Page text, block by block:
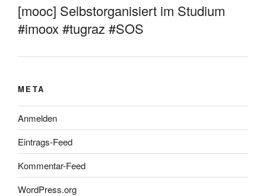
[mooc] Selbstorganisiert im Studium
#imoox #tugraz #SOS
META
Anmelden
Eintrags-Feed
Kommentar-Feed
WordPress.org